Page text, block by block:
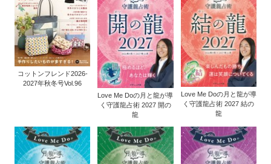
コットンフレンド2026-
2027年秋冬号Vol.96
Love Me Doの月と龍が導
く守護龍占術 2027 開の
龍
Love Me Doの月と龍が導
く守護龍占術 2027 結の
龍